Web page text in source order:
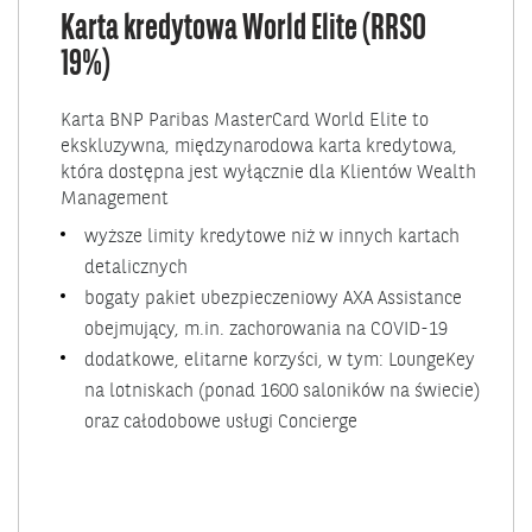
Karta kredytowa World Elite (RRSO
19%)
Karta BNP Paribas MasterCard World Elite to
ekskluzywna, międzynarodowa karta kredytowa,
która dostępna jest wyłącznie dla Klientów Wealth
Management
wyższe limity kredytowe niż w innych kartach
detalicznych
bogaty pakiet ubezpieczeniowy AXA Assistance
obejmujący, m.in. zachorowania na COVID-19
dodatkowe, elitarne korzyści, w tym: LoungeKey
na lotniskach (ponad 1600 saloników na świecie)
oraz całodobowe usługi Concierge